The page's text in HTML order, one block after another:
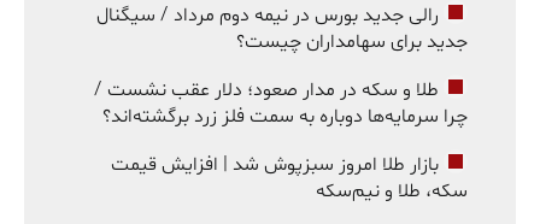
رالی جدید بورس در نیمه دوم مرداد / سیگنال
جدید برای سهامداران چیست؟
طلا و سکه در مدار صعود؛ دلار عقب نشست /
چرا سرمایه‌ها دوباره به سمت فلز زرد برگشته‌اند؟
بازار طلا امروز سبزپوش شد | افزایش قیمت
سکه، طلا و نیم‌سکه